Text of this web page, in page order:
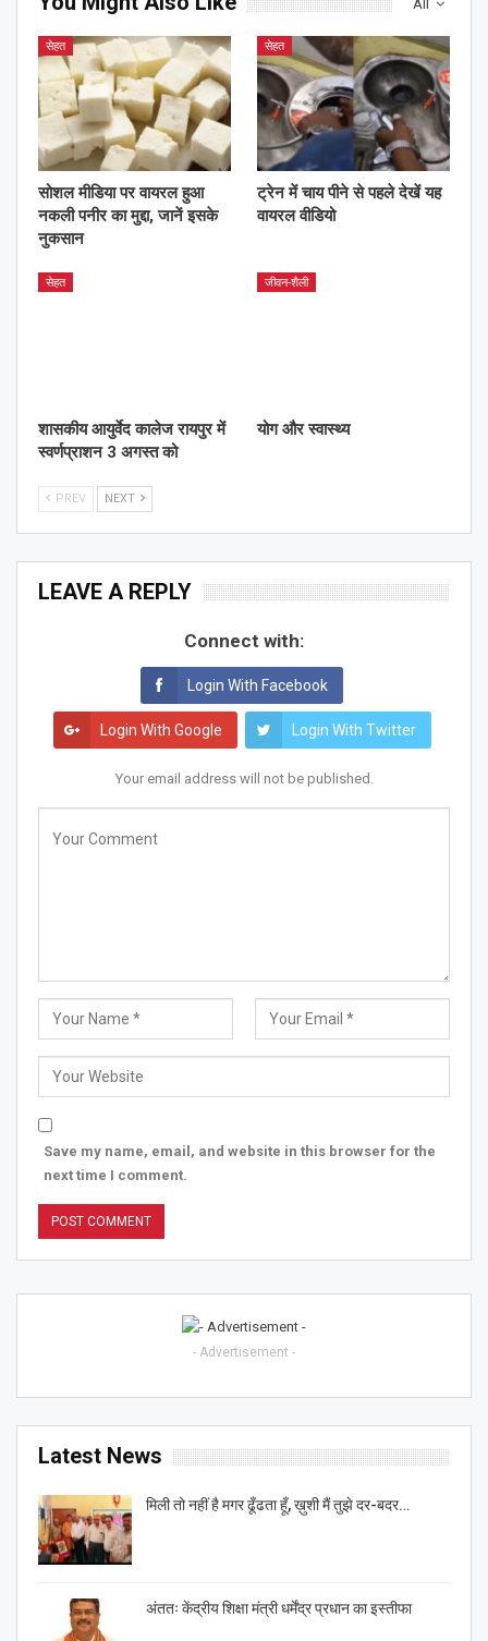
All
सेहत
सोशल मीडिया पर वायरल हुआ
नकली पनीर का मुद्दा, जानें इसके
नुकसान
सेहत
ट्रेन में चाय पीने से पहले देखें यह
वायरल वीडियो
सेहत
शासकीय आयुर्वेद कालेज रायपुर में
स्वर्णप्राशन 3 अगस्त को
जीवन-शैली
योग और स्वास्थ्य
PREV NEXT
LEAVE A REPLY
Connect with:
Login With Facebook
Login With Google Login With Twitter
Your email address will not be published.
Save my name, email, and website in this browser for the
next time I comment.
- Advertisement -
Latest News
मिली तो नहीं है मगर ढूँढता हूँ, ख़ुशी मैं तुझे दर-बदर…
अंततः केंद्रीय शिक्षा मंत्री धर्मेंद्र प्रधान का इस्तीफा